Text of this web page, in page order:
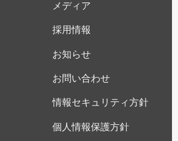
メディア
採用情報
お知らせ
お問い合わせ
情報セキュリティ方針
個人情報保護方針